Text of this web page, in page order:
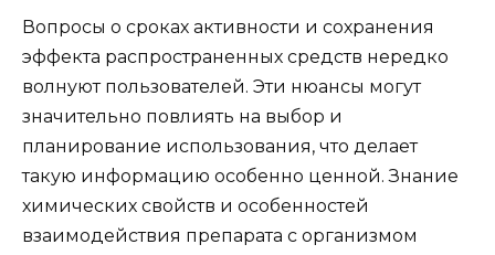
Вопросы о сроках активности и сохранения
эффекта распространенных средств нередко
волнуют пользователей. Эти нюансы могут
значительно повлиять на выбор и
планирование использования, что делает
такую информацию особенно ценной. Знание
химических свойств и особенностей
взаимодействия препарата с организмом